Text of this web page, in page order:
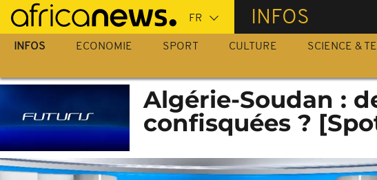
Passer
au
contenu
INFOS
INFOS ECONOMIE SPORT CULTURE SCIENCE &
Algérie-Soudan :
confisquées ?